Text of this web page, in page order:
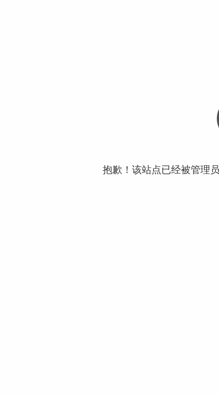
抱歉！该站点已经被管理